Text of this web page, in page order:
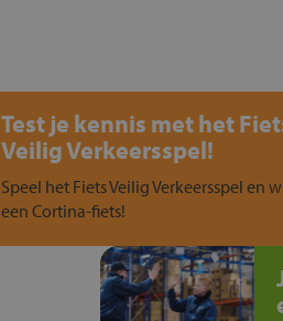
Test je kennis met het
Veilig Verkeersspel!
Speel het Fiets Veilig Verkeersspel en
een Cortina-fiets!